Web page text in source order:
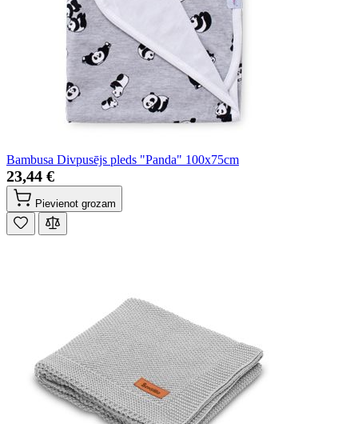
Bambusa Divpusējs pleds "Panda" 100x75cm
23,44 €
Pievienot grozam